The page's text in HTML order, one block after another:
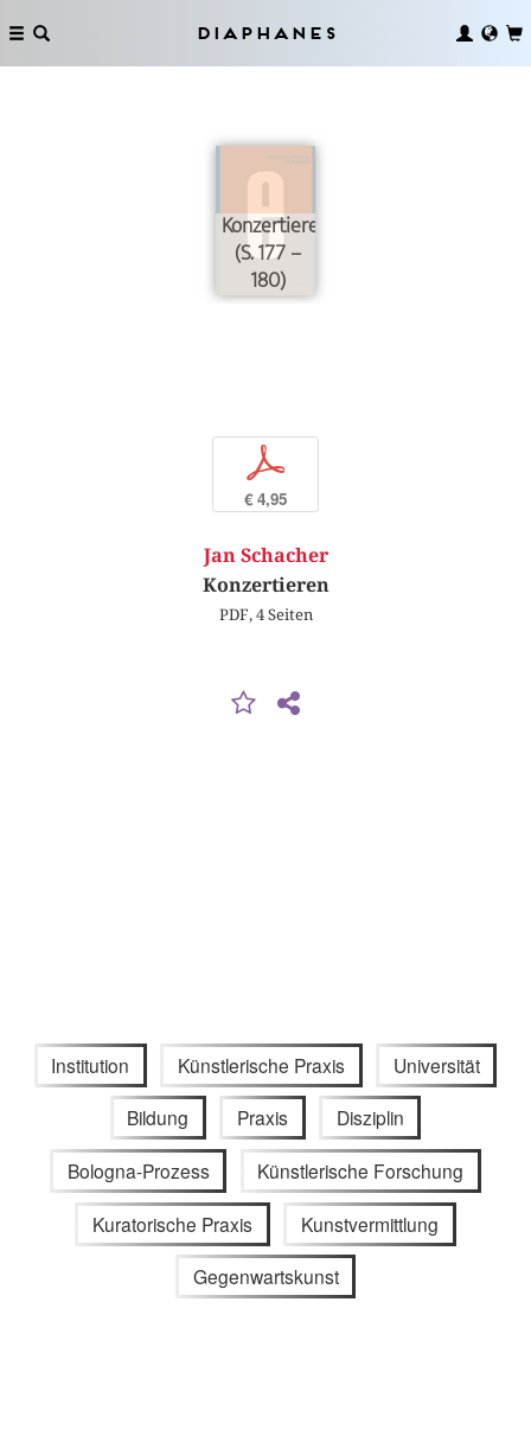
Diaphanes
Konzertieren
(S. 177 –
180)
p
€ 4,95
Jan Schacher
Konzertieren
PDF, 4 Seiten
Institution Künstlerische Praxis Universität
Bildung Praxis Disziplin
Bologna-Prozess Künstlerische Forschung
Kuratorische Praxis Kunstvermittlung
Gegenwartskunst